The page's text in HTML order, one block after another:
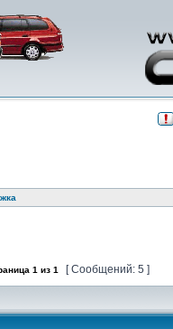
1 из 1 [ Сообщений: 5 ]